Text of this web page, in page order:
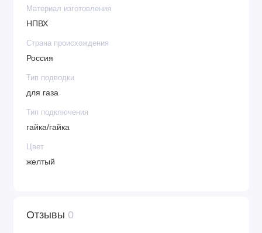
Материал изготовления
НПВХ
Страна происхождения
Россия
Тип подводки
для газа
Тип подключения
гайка/гайка
Цвет
желтый
Отзывы 0